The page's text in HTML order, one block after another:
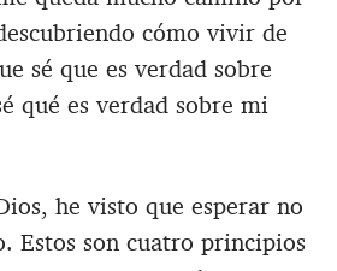
cómo vivir de
sé que es verdad sobre
qué es verdad sobre mi
he visto que esperar no
Estos son cuatro principios